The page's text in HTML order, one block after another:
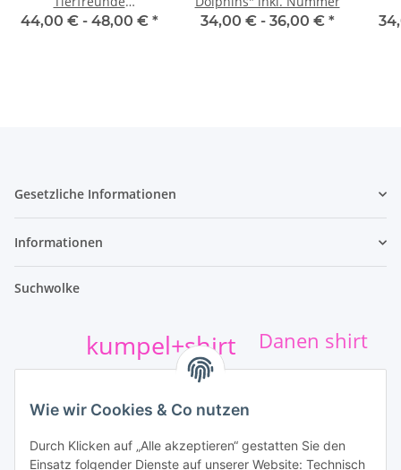
Wie wir Cookies & Co nutzen
Durch Klicken auf „Alle akzeptieren“ gestatten Sie den
Einsatz folgender Dienste auf unserer Website: Technisch
Griechenland e.V.
44,00 € - 48,00 € *
34,00 € - 36,00 € *
Gesetzliche Informationen
Informationen
Suchwolke
t-shirt-druck
kumpel+shirt
Ruhrpott mülheim
hund
Danen shirt